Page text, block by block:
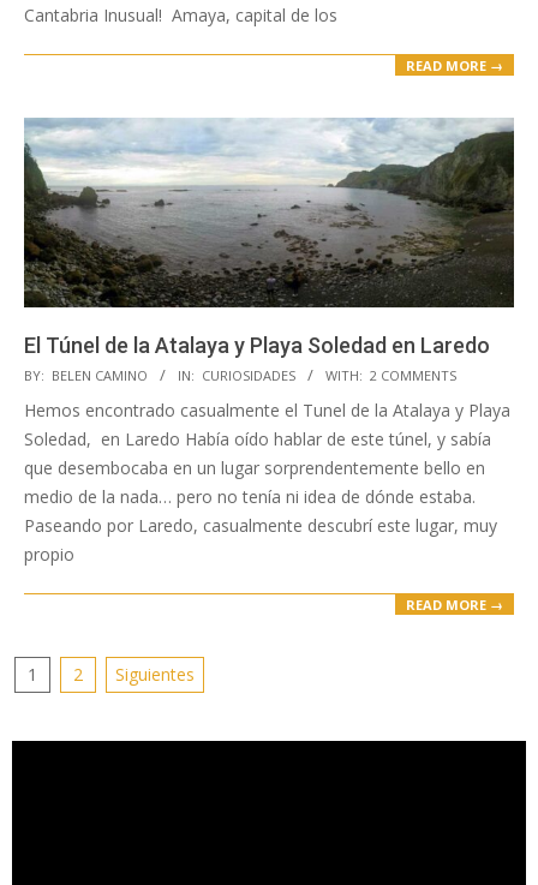
Cantabria Inusual! Amaya, capital de los
READ MORE →
El Túnel de la Atalaya y Playa Soledad en Laredo
2017-
09-
11
BY: BELEN CAMINO IN: CURIOSIDADES WITH: 2 COMMENTS
Hemos encontrado casualmente el Tunel de la Atalaya y Playa
Soledad, en Laredo Había oído hablar de este túnel, y sabía
que desembocaba en un lugar sorprendentemente bello en
medio de la nada… pero no tenía ni idea de dónde estaba.
Paseando por Laredo, casualmente descubrí este lugar, muy
propio
READ MORE →
Paginación
entradas
1 2 Siguientes